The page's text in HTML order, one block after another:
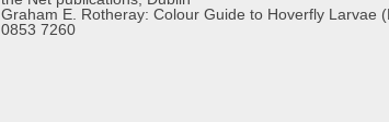
Graham E. Rotheray: Colour Guide to Hoverfly Larvae
0853 7260